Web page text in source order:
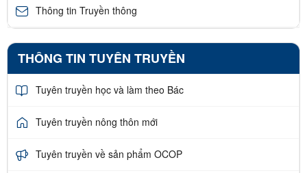
Thông tin Truyền thông
THÔNG TIN TUYÊN TRUYỀN
Tuyên truyền học và làm theo Bác
Tuyên truyền nông thôn mới
Tuyên truyền về sản phẩm OCOP